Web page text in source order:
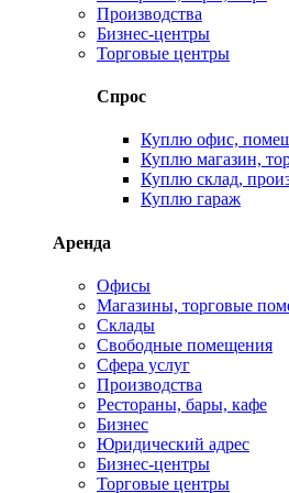
Производства
Бизнес-центры
Торговые центры
Спрос
Куплю офис,
Куплю магазин,
Куплю склад,
Куплю гараж
Аренда
Офисы
Магазины, торговые
Склады
Свободные помещения
Сфера услуг
Производства
Рестораны, бары, кафе
Бизнес
Юридический адрес
Бизнес-центры
Торговые центры